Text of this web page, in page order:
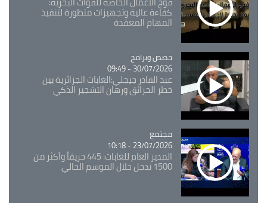
كفاءة عالية وتجهيزات متطورة لتنفيذ
المهام المعقدة
Catégorie
حصص وبرامج
30/07/2026 - 09:49
عبد القادر جيجلي:الغابات الجزائرية بين
خطر الحرائق ورهان التشجير الذكي
Catégorie
مجتمع
23/07/2026 - 10:18
المدير العام للغابات: 445 حريقاً وأكثر من
1500 تدخل خلال الموسم الحالي